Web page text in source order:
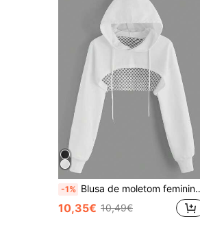
-1% Blusa de moletom feminina cropped esportiva com detalhes em tela, modelagem solta, respirável, cor sólida, casual, branca, para o verão.
10,35€ 10,49€